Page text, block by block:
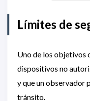
Límites de
Uno de los objetivos
dispositivos no
y que un observador
tránsito.